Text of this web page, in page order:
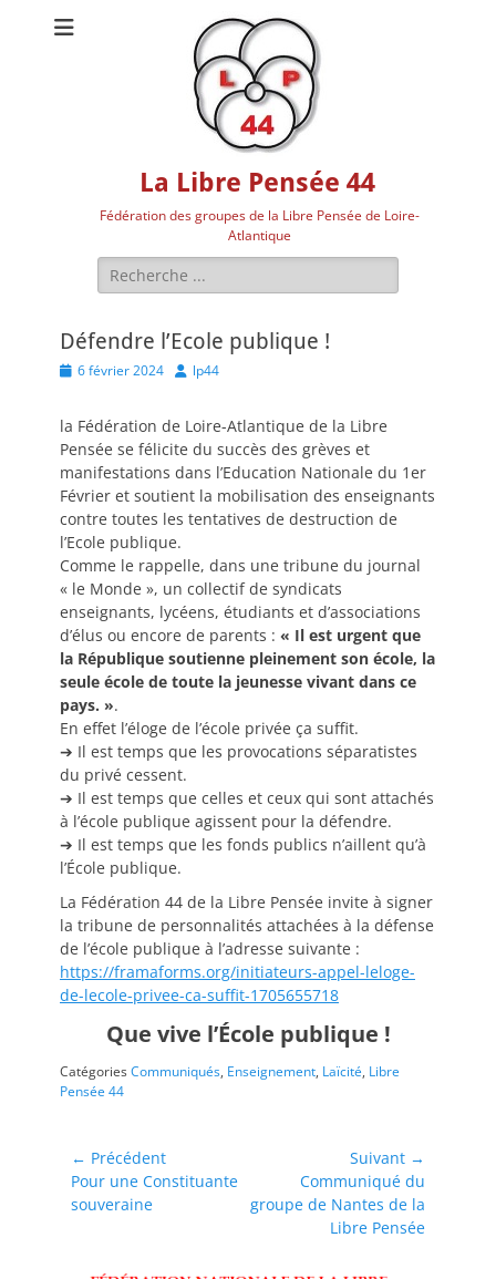
La Libre Pensée 44
Fédération des groupes de la Libre Pensée de Loire-
Atlantique
Rechercher :
Défendre l’Ecole publique !
Posted6 février 2024 Author
lp44
la Fédération de Loire-Atlantique de la Libre
Pensée se félicite du succès des grèves et
manifestations dans l’Education Nationale du 1er
Février et soutient la mobilisation des enseignants
contre toutes les tentatives de destruction de
l’Ecole publique.
Comme le rappelle, dans une tribune du journal
« le Monde », un collectif de syndicats
enseignants, lycéens, étudiants et d’associations
d’élus ou encore de parents : « Il est urgent que
la République soutienne pleinement son école, la
seule école de toute la jeunesse vivant dans ce
pays. ».
En effet l’éloge de l’école privée ça suffit.
➔ Il est temps que les provocations séparatistes
du privé cessent.
➔ Il est temps que celles et ceux qui sont attachés
à l’école publique agissent pour la défendre.
➔ Il est temps que les fonds publics n’aillent qu’à
l’École publique.
La Fédération 44 de la Libre Pensée invite à signer
la tribune de personnalités attachées à la défense
de l’école publique à l’adresse suivante :
https://framaforms.org/initiateurs-appel-leloge-
de-lecole-privee-ca-suffit-1705655718
Que vive l’École publique !
CatégoriesCommuniqués, Enseignement, Laïcité, Libre
Pensée 44
Navigation
de
l’article
← Précédent
Article
précédent :
Pour une Constituante
souveraine
Suivant →
suivant :
Communiqué du
groupe de Nantes de la
Libre Pensée